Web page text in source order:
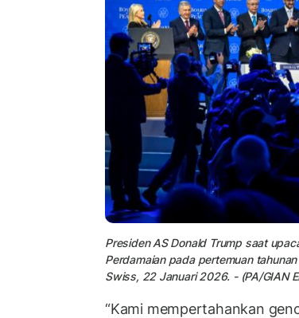
Presiden AS Donald Trump saat
Perdamaian pada pertemuan
Swiss, 22 Januari 2026. - (PA/GIAN
“Kami mempertahankan